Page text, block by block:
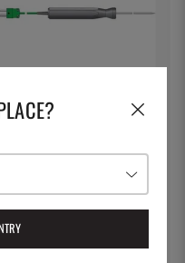
ETI
Standardsond med K-kontakt,
795:-